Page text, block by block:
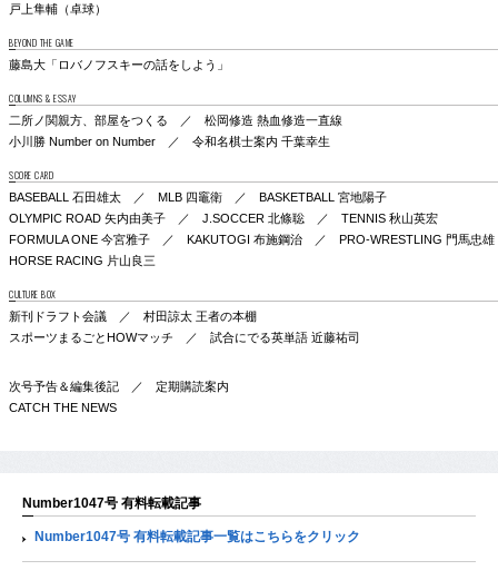
戸上隼輔（卓球）
BEYOND THE GAME
藤島大「ロバノフスキーの話をしよう」
COLUMNS & ESSAY
二所ノ関親方、部屋をつくる ／ 松岡修造 熱血修造一直線
小川勝 Number on Number ／ 令和名棋士案内 千葉幸生
SCORE CARD
BASEBALL 石田雄太 ／ MLB 四竈衛 ／ BASKETBALL 宮地陽子
OLYMPIC ROAD 矢内由美子 ／ J.SOCCER 北條聡 ／ TENNIS 秋山英宏
FORMULA ONE 今宮雅子 ／ KAKUTOGI 布施鋼治 ／ PRO-WRESTLING 門馬忠雄
HORSE RACING 片山良三
CULTURE BOX
新刊ドラフト会議 ／ 村田諒太 王者の本棚
スポーツまるごとHOWマッチ ／ 試合にでる英単語 近藤祐司
次号予告＆編集後記 ／ 定期購読案内
CATCH THE NEWS
Number1047号 有料転載記事
Number1047号 有料転載記事一覧はこちらをクリック